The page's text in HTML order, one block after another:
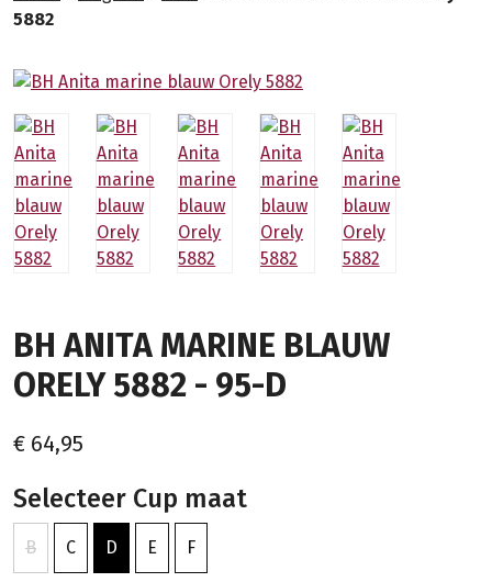
5882
BH ANITA MARINE BLAUW
ORELY 5882 - 95-D
€ 64,95
Selecteer Cup maat
B C D E F